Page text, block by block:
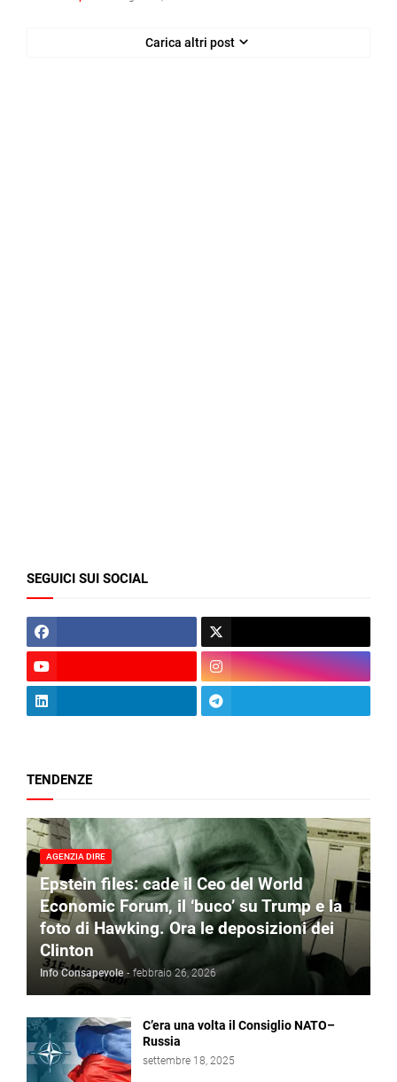
Carica altri post
SEGUICI SUI SOCIAL
TENDENZE
AGENZIA DIRE
Epstein files: cade il Ceo del World
Economic Forum, il ‘buco’ su Trump e la
foto di Hawking. Ora le deposizioni dei
Clinton
Info Consapevole - febbraio 26, 2026
C’era una volta il Consiglio NATO–
Russia
settembre 18, 2025